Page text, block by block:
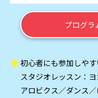
プログラ
初心者にも参加しや
スタジオレッスン：
アロビクス／ダンス